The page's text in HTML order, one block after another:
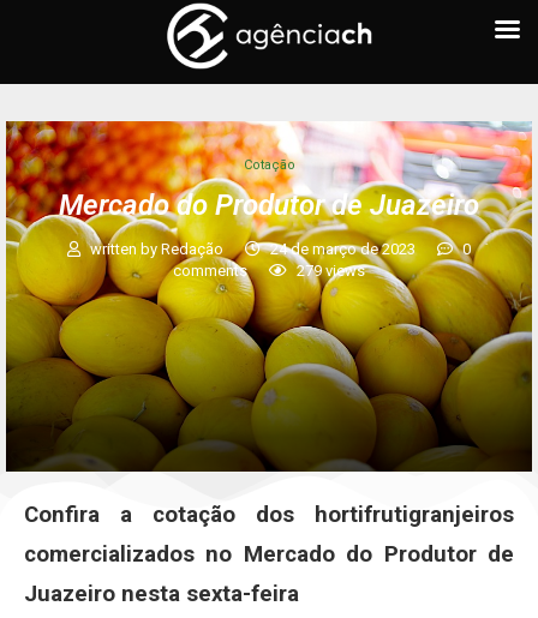
Cotação
Mercado do Produtor de Juazeiro
written by Redação 24 de março de 2023
0
comments
279views
Confira a cotação dos hortifrutigranjeiros
comercializados no Mercado do Produtor de
Juazeiro nesta sexta-feira